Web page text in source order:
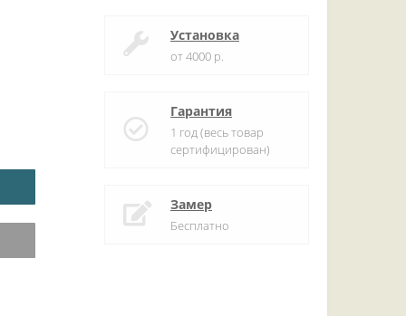
Установка
от 4000 р.
Гарантия
1 год (весь товар
сертифицирован)
Замер
Бесплатно